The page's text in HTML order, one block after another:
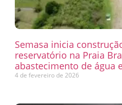
Semasa inicia
reservatório na Praia
abastecimento de água
4 de fevereiro de 2026